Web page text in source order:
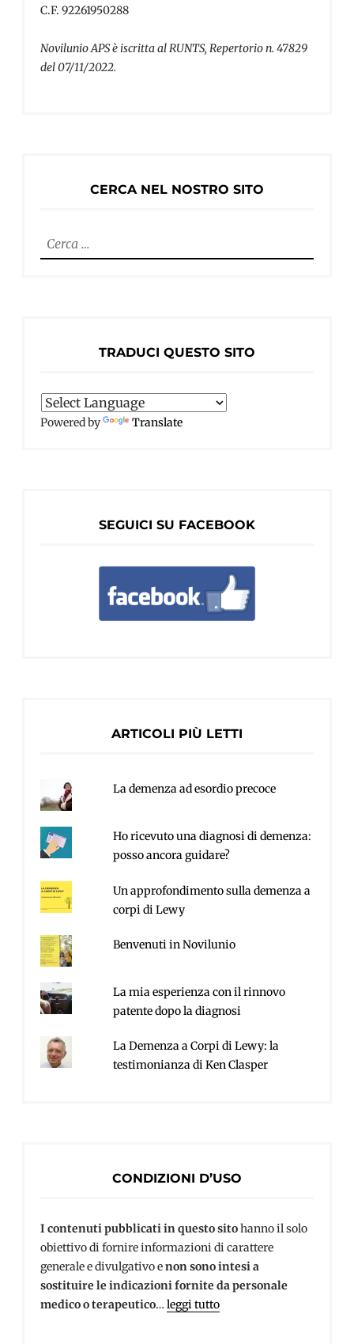
C.F. 92261950288
Novilunio APS è iscritta al RUNTS, Repertorio n. 47829
del 07/11/2022.
CERCA NEL NOSTRO SITO
Ricerca
per:
TRADUCI QUESTO SITO
Powered by Translate
SEGUICI SU FACEBOOK
ARTICOLI PIÙ LETTI
La demenza ad esordio precoce
Ho ricevuto una diagnosi di demenza:
posso ancora guidare?
Un approfondimento sulla demenza a
corpi di Lewy
Benvenuti in Novilunio
La mia esperienza con il rinnovo
patente dopo la diagnosi
La Demenza a Corpi di Lewy: la
testimonianza di Ken Clasper
CONDIZIONI D’USO
I contenuti pubblicati in questo sitohanno il solo
obiettivo di fornire informazioni di carattere
generale e divulgativo enon sono intesi a
sostituire le indicazioni fornite da personale
medico o terapeutico…leggi tutto